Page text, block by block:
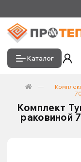
Каталог
Комплект
раковиной